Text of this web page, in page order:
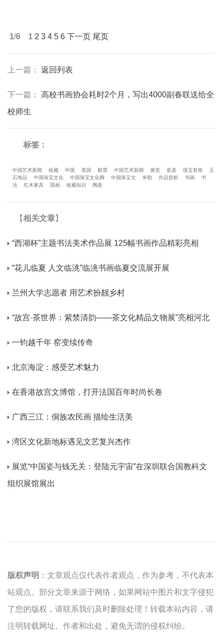
1/6 1 2 3 4 5 6 下一页 尾页
上一篇 ： 返回列表
下一篇 ： 高校书画协会耗时2个月，写出4000副春联送给全
校师生
标签：
中国艺术新闻 收藏 中国 美国 邮票 中国艺术新闻 展览 瓷器 珠宝首饰
玉
石饰品
中国珠宝文化 中国珠宝文化网 中国珠宝文 米勒 作品赏析 书画
书
法
红木家具 国画 收藏知识 陶瓷
【相关文章】
“西湖杯”主题书法美术作品展 125幅书画作品精彩亮相
“花儿临夏 人文临洮”临洮书画临夏交流展开展
兰州大学志愿者 用艺术扮靓乡村
“故宫·茶世界：紫禁清韵——茶文化精品文物展”亮相河北
一钧越千年 窑变续传奇
北京海淀：感受艺术魅力
在香港故宫文博馆，打开法国百年时尚长卷
广西三江：侗族农民画 描绘生活美
湾区文化新地标遇见文艺复兴杰作
展览“中国姿与钱无关：登陆元宇宙”在深圳联合国教科文
组织展馆展出
版权声明 ：文章观点仅代表作者观点，作为参考，不代表本
站观点。部分文章来源于网络，如果网站中图片和文字侵犯
了您的版权，请联系我们及时删除处理！转载本站内容，请
注明转载网址、作者和出处，避免无谓的侵权纠纷。